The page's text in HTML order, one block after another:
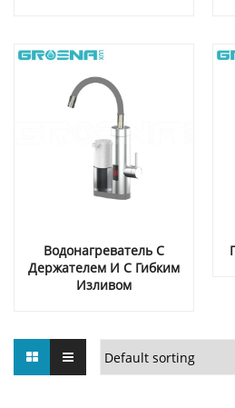
Водонагреватель С
Держателем И С Гибким
Изливом